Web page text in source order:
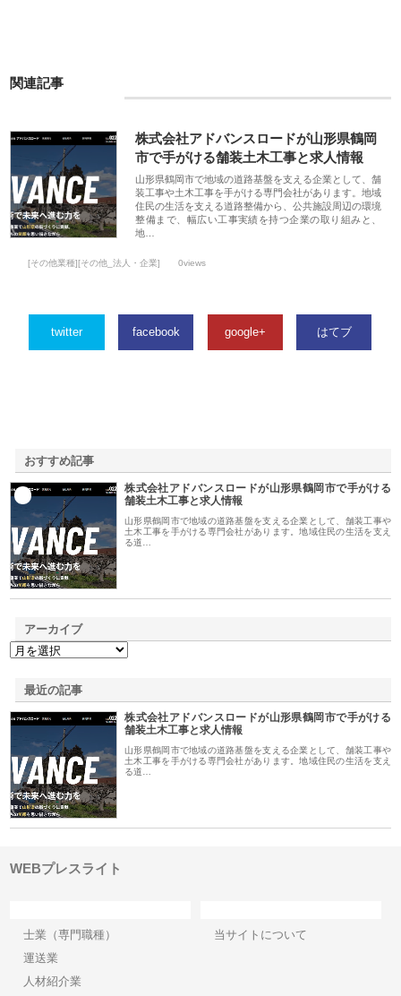
関連記事
株式会社アドバンスロードが山形県鶴岡
市で手がける舗装土木工事と求人情報
山形県鶴岡市で地域の道路基盤を支える企業として、舗
装工事や土木工事を手がける専門会社があります。地域
住民の生活を支える道路整備から、公共施設周辺の環境
整備まで、幅広い工事実績を持つ企業の取り組みと、
地…
[その他業種][その他_法人・企業] 0views
twitter facebook google+ はてブ
おすすめ記事
株式会社アドバンスロードが山形県鶴岡市で手がける
舗装土木工事と求人情報
山形県鶴岡市で地域の道路基盤を支える企業として、舗装工事や
土木工事を手がける専門会社があります。地域住民の生活を支え
る道…
アーカイブ
最近の記事
株式会社アドバンスロードが山形県鶴岡市で手がける
舗装土木工事と求人情報
山形県鶴岡市で地域の道路基盤を支える企業として、舗装工事や
土木工事を手がける専門会社があります。地域住民の生活を支え
る道…
WEBプレスライト
士業（専門職種）
運送業
人材紹介業
当サイトについて